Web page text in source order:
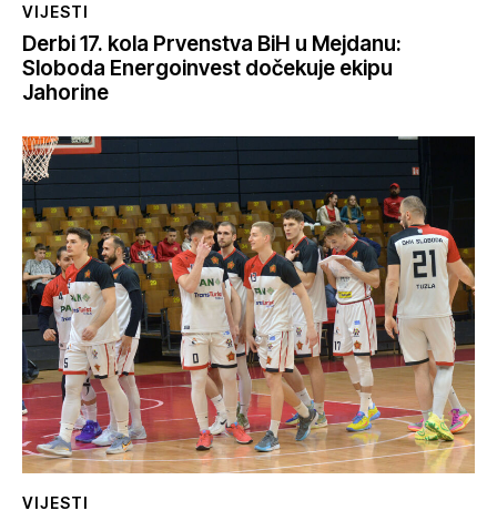
VIJESTI
Derbi 17. kola Prvenstva BiH u Mejdanu:
Sloboda Energoinvest dočekuje ekipu
Jahorine
VIJESTI